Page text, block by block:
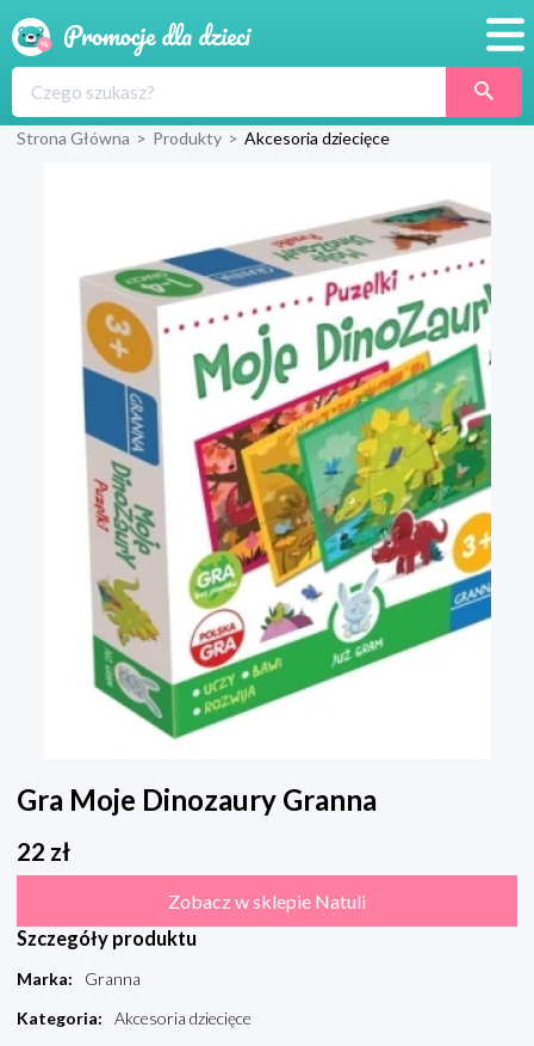
Produkty
Blog
Wyprawka
Strona Główna > Produkty > Akcesoria dziecięce
Gra Moje Dinozaury Granna
22 zł
Zobacz w sklepie Natuli
Szczegóły produktu
Marka:
Granna
Kategoria:
Akcesoria dziecięce